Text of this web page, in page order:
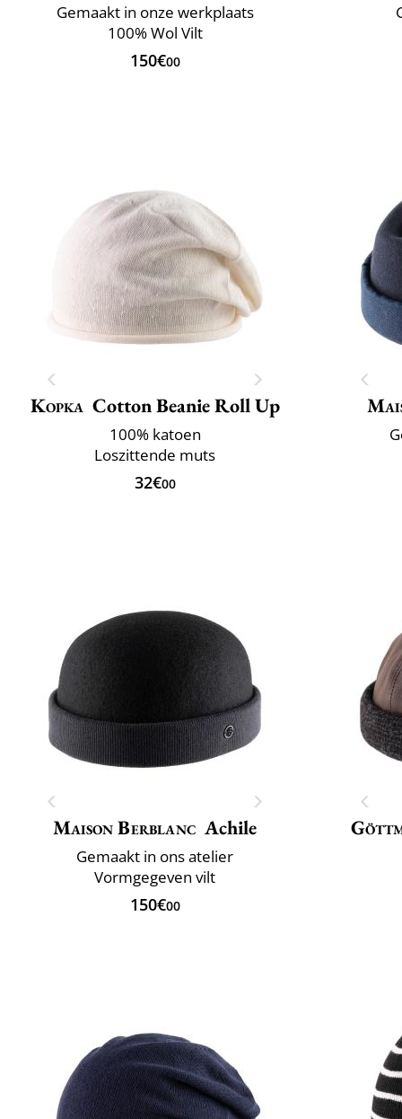
Gemaakt in onze werkplaats
100% Wol Vilt
150€00
Kopka Cotton Beanie Roll Up
100% katoen
Loszittende muts
32€00
Maison Berblanc Achile
Gemaakt in ons atelier
Vormgegeven vilt
150€00